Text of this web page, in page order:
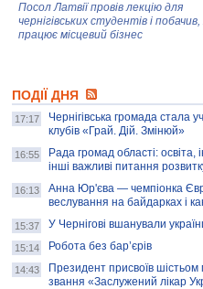
Посол Латвії провів лекцію для
чернігівських студентів і побачив,
працює місцевий бізнес
колекцію про війну, емоції та
AB InBev Efes Україна підтримала
навчальний проєкт "Молодіжна
школа", спрямований на розвиток
підприємництва у Чернігівській
Золота тварина: видання Forbes
написало про чернігівця Патрона:
скільки на ньому заробляє? І куди
витрачають?
ПОДІЇ ДНЯ
17:17
Чернігівська громада стала
клубів «Грай. Дій. Змінюй»
16:55
Рада громад області:
інші важливі питання
16:13
Анна Юр'єва — чемпіонка
веслування на байдарках і
15:37 У Чернігові вшанували
15:14 Робота без бар’єрів
14:43
Президент присвоїв
звання «Заслужений лікар